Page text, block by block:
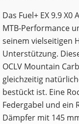
Das Fuel+ EX 9.9
MTB-Performance
seinem vielseitigen
Unterstützung.
OCLV Mountain
gleichzeitig
bestückt ist. Eine
Federgabel und ein
Dämpfer mit 145